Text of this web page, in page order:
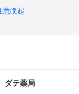
意喚起
ダテ薬局